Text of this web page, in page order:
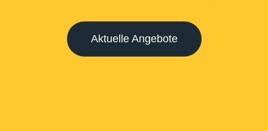
Aktuelle Angebote